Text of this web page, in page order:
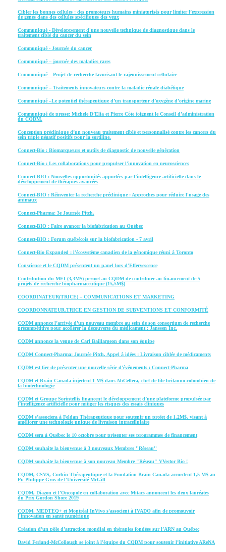
Cibler les bonnes cellules : des promoteurs humains miniaturisés pour limiter l’expression
de gènes dans des cellules spécifiques des yeux
Communiqué - Développement d'une nouvelle technique de diagnostique dans le
traitement ciblé du cancer du sein
Communiqué - Journée du cancer
Communiqué – journée des maladies rares
Communiqué – Projet de recherche favorisant le rajeunissement cellulaire
Communiqué – Traitements innovateurs contre la maladie rénale diabétique
Communiqué –Le potentiel thérapeutique d’un transporteur d’oxygène d’origine marine
Communiqué de presse: Michele D’Elia et Pierre Côte joignent le Conseil d’administration
du CQDM.
Conception préclinique d’un nouveau traitement ciblé et personnalisé contre les cancers du
sein triple négatif positifs pour la sortiline.
Connect-Bio : Biomarqueurs et outils de diagnostic de nouvelle génération
Connect-Bio : Les collaborations pour propulser l’innovation en neurosciences
Connect-BIO : Nouvelles opportunités apportées par l’intelligence artificielle dans le
développement de thérapies avancées
Connect-BIO : Réinventer la recherche préclinique : Approches pour réduire l'usage des
animaux
Connect-Pharma: 3e Journée Pitch.
Connect‑BIO : Faire avancer la biofabrication au Québec
Connect‑BIO : Forum québécois sur la biofabrication - 7 avril
Connect‑Bio Expanded : l’écosystème canadien de la génomique réuni à Toronto
Conscience et le CQDM présentent un panel lors d’Effervescence
Contribution du MEI (3,3M$) permet au CQDM de contribuer au financement de 5
projets de recherche biopharmaceutique (15,5M$)
COORDINATEUR(TRICE) – COMMUNICATIONS ET MARKETING
COORDONNATEUR.TRICE EN GESTION DE SUBVENTIONS ET CONFORMITÉ
CQDM annonce l’arrivée d’un nouveau membre au sein de son consortium de recherche
pré­compé­titive pour accélérer la découverte du médicament : Janssen Inc.
CQDM annonce la venue de Carl Baillargeon dans son équipe
CQDM Connect-Pharma: Journée Pitch. Appel à idées : Livraison ciblée de médicaments
CQDM est fier de présenter une nouvelle série d’événements : Connect-Pharma
CQDM et Brain Canada injectent 1 M$ dans AbCellera, chef de file britanno-colombien de
la biotechnologie
CQDM et Groupe Sorintellis financent le développement d’une plateforme propulsée par
l’intelligence artificielle pour mitiger les risques des essais cliniques
CQDM s’associera à Feldan Thérapeutique pour soutenir un projet de 1,2M$, visant à
améliorer une technologie unique de livraison intracellulaire
CQDM sera à Québec le 10 octobre pour présenter ses programmes de financement
CQDM souhaite la bienvenue à 3 nouveaux Membres ''Réseau''
CQDM souhaite la bienvenue à son nouveau Membre "Réseau" VVector Bio !
CQDM, CSVS, Corbin Thérapeutique et la Fondation Brain Canada accordent 1,5 M$ au
Pr. Philippe Gros de l’Université McGill
CQDM, Diazon et l’Oncopole en collaboration avec Mitacs annoncent les deux lauréates
du Prix Gordon Shore 2019
CQDM, MEDTEQ+ et Montréal InVivo s'associent à IVADO afin de promouvoir
l'innovation en santé numérique
Création d’un pôle d’attraction mondial en thérapies fondées sur l’ARN au Québec
David Ferland-McCollough se joint à l’équipe du CQDM pour soutenir l’initiative AReNA